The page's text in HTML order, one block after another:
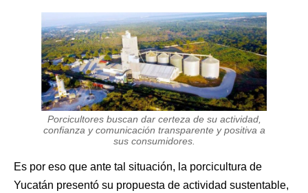
Porcicultores buscan dar certeza de su actividad,
confianza y comunicación transparente y positiva a
sus consumidores.
Es por eso que ante tal situación, la porcicultura de
Yucatán presentó su propuesta de actividad sustentable,